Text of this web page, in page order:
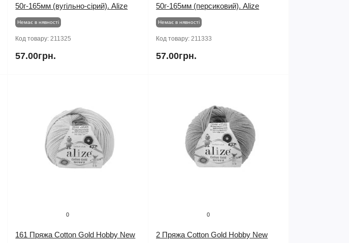
50г-165мм (вугільно-сірий). Alize
Немає в нявності
Код товару:211325
57.00грн.
50г-165мм (персиковий). Alize
Немає в нявності
Код товару:211333
57.00грн.
0
161 Пряжа Cotton Gold Hobby New
0
2 Пряжа Cotton Gold Hobby New